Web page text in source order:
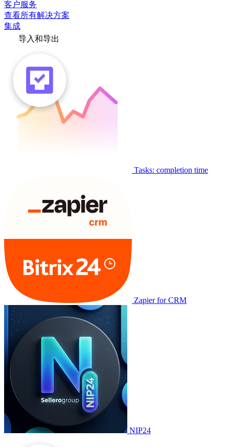
客户服务
查看所有解决方案
集成
导入和导出
Tasks: completion time
Zapier for CRM
NIP24